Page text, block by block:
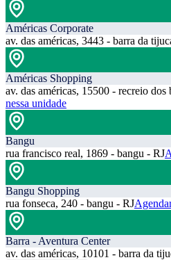
Américas Corporate
av. das américas, 3443 - barra da
Américas Shopping
av. das américas, 15500 - recreio dos
nessa unidade
Bangu
rua francisco real, 1869 - bangu - RJ
Bangu Shopping
rua fonseca, 240 - bangu - RJ
Barra - Aventura Center
av. das américas, 10101 - barra da